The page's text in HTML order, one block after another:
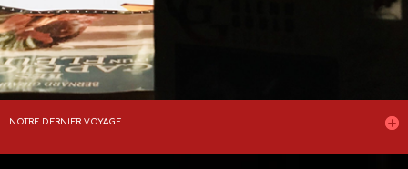
NOTRE DERNIER VOYAGE